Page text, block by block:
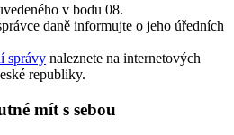
v bodu 08.
daně informujte o jeho úředních
správy naleznete na internetových
republiky.
mít s sebou